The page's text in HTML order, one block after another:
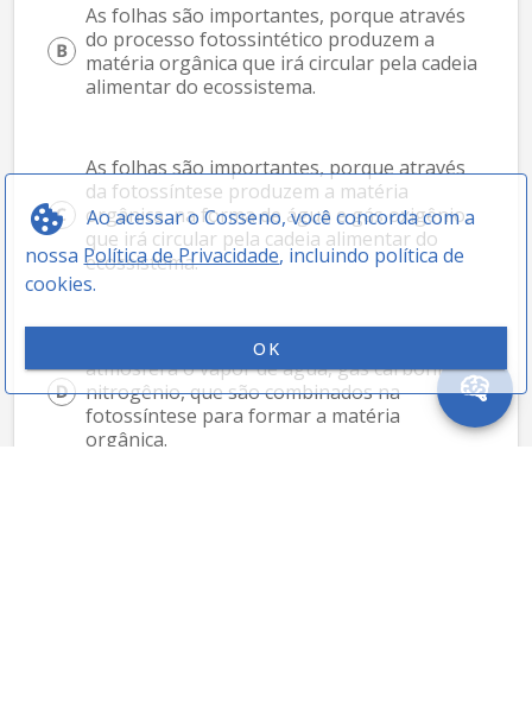
Ao acessar o Cosseno, você concorda com a
nossa Política de Privacidade, incluindo política de
cookies.
OK
As folhas são importantes, porque através
do processo fotossintético produzem a
matéria orgânica que irá circular pela cadeia
alimentar do ecossistema.
As folhas são importantes, porque através
da fotossíntese produzem a matéria
orgânica, na forma de água e gás oxigênio,
que irá circular pela cadeia alimentar do
ecossistema.
As folhas são responsáveis por retirar da
atmosfera o vapor de água, gás carbônico e
nitrogênio, que são combinados na
fotossíntese para formar a matéria
orgânica.